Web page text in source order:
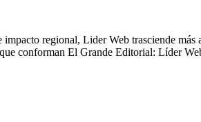
regional, Lider Web trasciende
conforman El Grande Editorial: Líder